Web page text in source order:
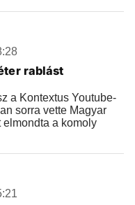
rablást
a Kontextus Youtube-
sorra vette Magyar
elmondta a komoly